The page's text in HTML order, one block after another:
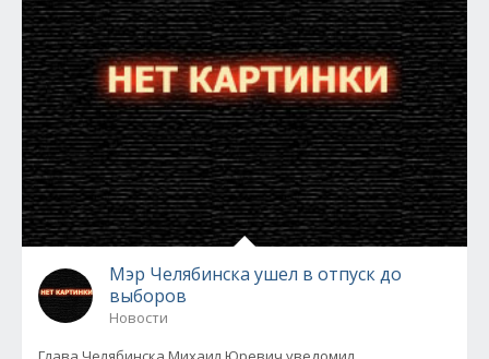
Мэр Челябинска ушел в отпуск до
выборов
Новости